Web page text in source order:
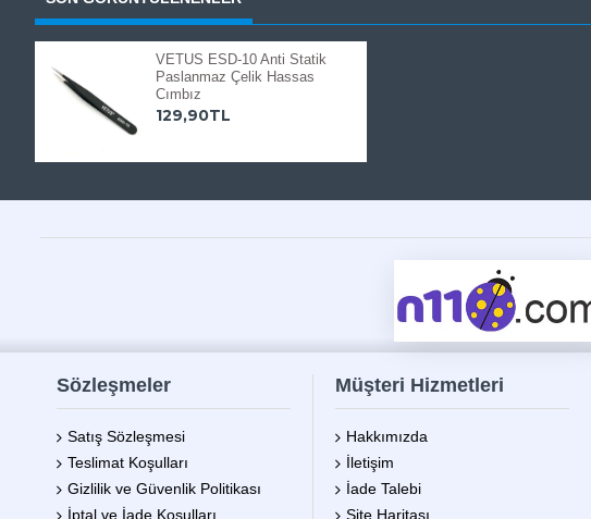
VETUS ESD-10 Anti Statik
Paslanmaz Çelik Hassas
Cımbız
129,90TL
Sözleşmeler
Satış Sözleşmesi
Teslimat Koşulları
Gizlilik ve Güvenlik Politikası
İptal ve İade Koşulları
Müşteri Hizmetleri
Hakkımızda
İletişim
İade Talebi
Site Haritası